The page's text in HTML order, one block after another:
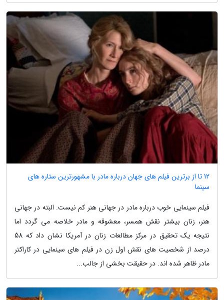
12 تا از برترین فیلم های جهان درباره مادر با مشهورترین ستاره های
سینما
فیلم سینمایی خوب درباره مادر در جهانی هنر کم نیست. البته در جهانی
هنر، زنان بیشتر نقش همسر، معشوقه و مادر خلاصه می گردد اما
نتیجه یک تحقیق در مرکز مطالعات زنان در آمریکا نشان داد که 58
درصد از شخصیت های نقش اول زن در فیلم های سینمایی در کاراکتر
مادر ظاهر شده اند. در حقیقت بخشی از جالب...